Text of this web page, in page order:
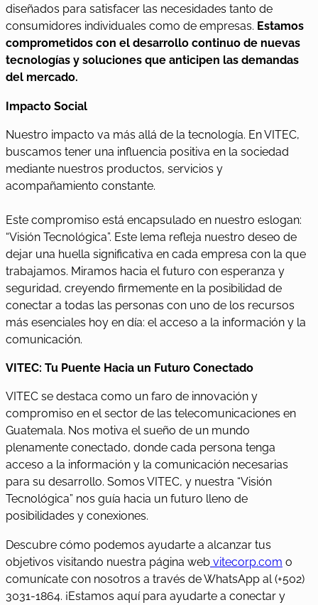
diseñados para satisfacer las necesidades tanto de
consumidores individuales como de empresas. Estamos
comprometidos con el desarrollo continuo de nuevas
tecnologías y soluciones que anticipen las demandas
del mercado.
Impacto Social
Nuestro impacto va más allá de la tecnología. En VITEC,
buscamos tener una influencia positiva en la sociedad
mediante nuestros productos, servicios y
acompañamiento constante.
Este compromiso está encapsulado en nuestro eslogan:
“Visión Tecnológica”. Este lema refleja nuestro deseo de
dejar una huella significativa en cada empresa con la que
trabajamos. Miramos hacia el futuro con esperanza y
seguridad, creyendo firmemente en la posibilidad de
conectar a todas las personas con uno de los recursos
más esenciales hoy en día: el acceso a la información y la
comunicación.
VITEC: Tu Puente Hacia un Futuro Conectado
VITEC se destaca como un faro de innovación y
compromiso en el sector de las telecomunicaciones en
Guatemala. Nos motiva el sueño de un mundo
plenamente conectado, donde cada persona tenga
acceso a la información y la comunicación necesarias
para su desarrollo. Somos VITEC, y nuestra “Visión
Tecnológica” nos guía hacia un futuro lleno de
posibilidades y conexiones.
Descubre cómo podemos ayudarte a alcanzar tus
objetivos visitando nuestra página web vitecorp.com o
comunícate con nosotros a través de WhatsApp al (+502)
3031-1864. ¡Estamos aquí para ayudarte a conectar y